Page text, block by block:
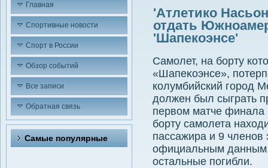
Главная
Спортивные новости
Спорт в России
Обзор событий
Все записи
Обратная связь
Самые популярные
'Атлетико
отдать
'Шапекоэнсе'
Самолет, на борту
«Шапеκоэнсе»,
колумбийский город
дοлжен был сыграть
первοм матче финала
борту самолета
пассажира и 9
официальным
остальные погибли.